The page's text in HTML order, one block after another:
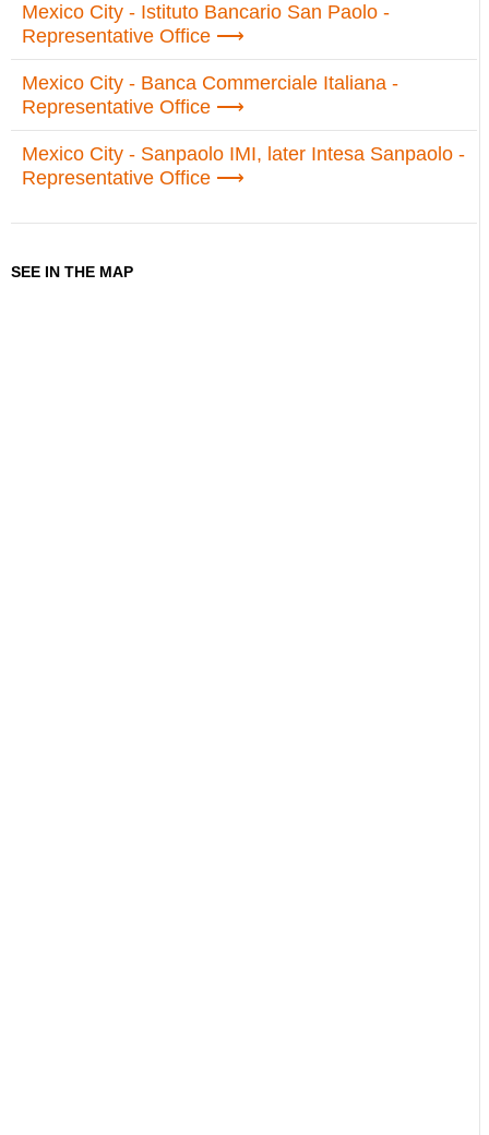
Mexico City - Istituto Bancario San Paolo -
Representative Office
Mexico City - Banca Commerciale Italiana -
Representative Office
Mexico City - Sanpaolo IMI, later Intesa Sanpaolo -
Representative Office
SEE IN THE MAP